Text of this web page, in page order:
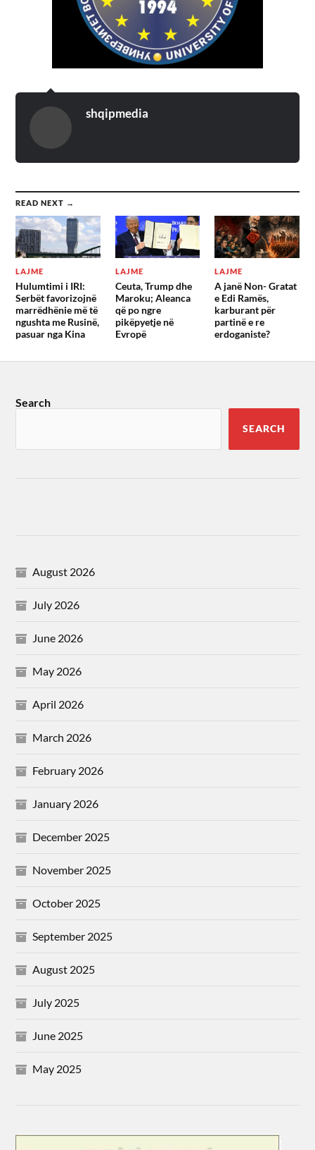
shqipmedia
READ NEXT →
LAJME
Hulumtimi i IRI:
Serbët favorizojnë
marrëdhënie më të
ngushta me Rusinë,
pasuar nga Kina
LAJME
Ceuta, Trump dhe
Maroku; Aleanca
që po ngre
pikëpyetje në
Evropë
LAJME
A janë Non- Gratat
e Edi Ramës,
karburant për
partinë e re
erdoganiste?
Search
SEARCH
August 2026
July 2026
June 2026
May 2026
April 2026
March 2026
February 2026
January 2026
December 2025
November 2025
October 2025
September 2025
August 2025
July 2025
June 2025
May 2025